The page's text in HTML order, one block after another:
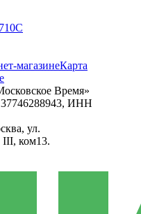
магазинеКарта
Время»
ИНН
ул.
III, ком13.